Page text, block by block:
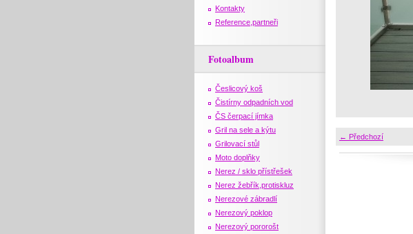
← Předchozí
Kontakty
Reference,partneři
Fotoalbum
Česlicový koš
Čistírny odpadních vod
ČS čerpací jímka
Gril na sele a kýtu
Grilovací stůl
Moto doplňky
Nerez / sklo přístřešek
Nerez žebřík,protiskluz
Nerezové zábradlí
Nerezový poklop
Nerezový pororošt